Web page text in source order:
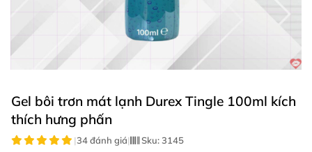
Gel bôi trơn mát lạnh Durex Tingle 100ml kích
thích hưng phấn
|34 đánh giá| Sku:3145